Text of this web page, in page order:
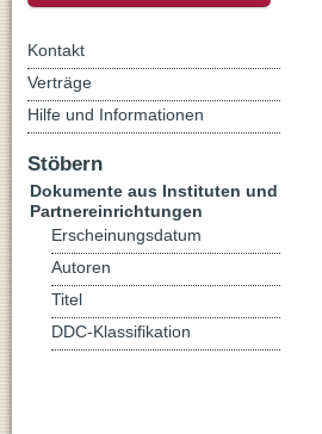
Kontakt
Verträge
Hilfe und Informationen
Stöbern
Dokumente aus Instituten und
Partnereinrichtungen
Erscheinungsdatum
Autoren
Titel
DDC-Klassifikation